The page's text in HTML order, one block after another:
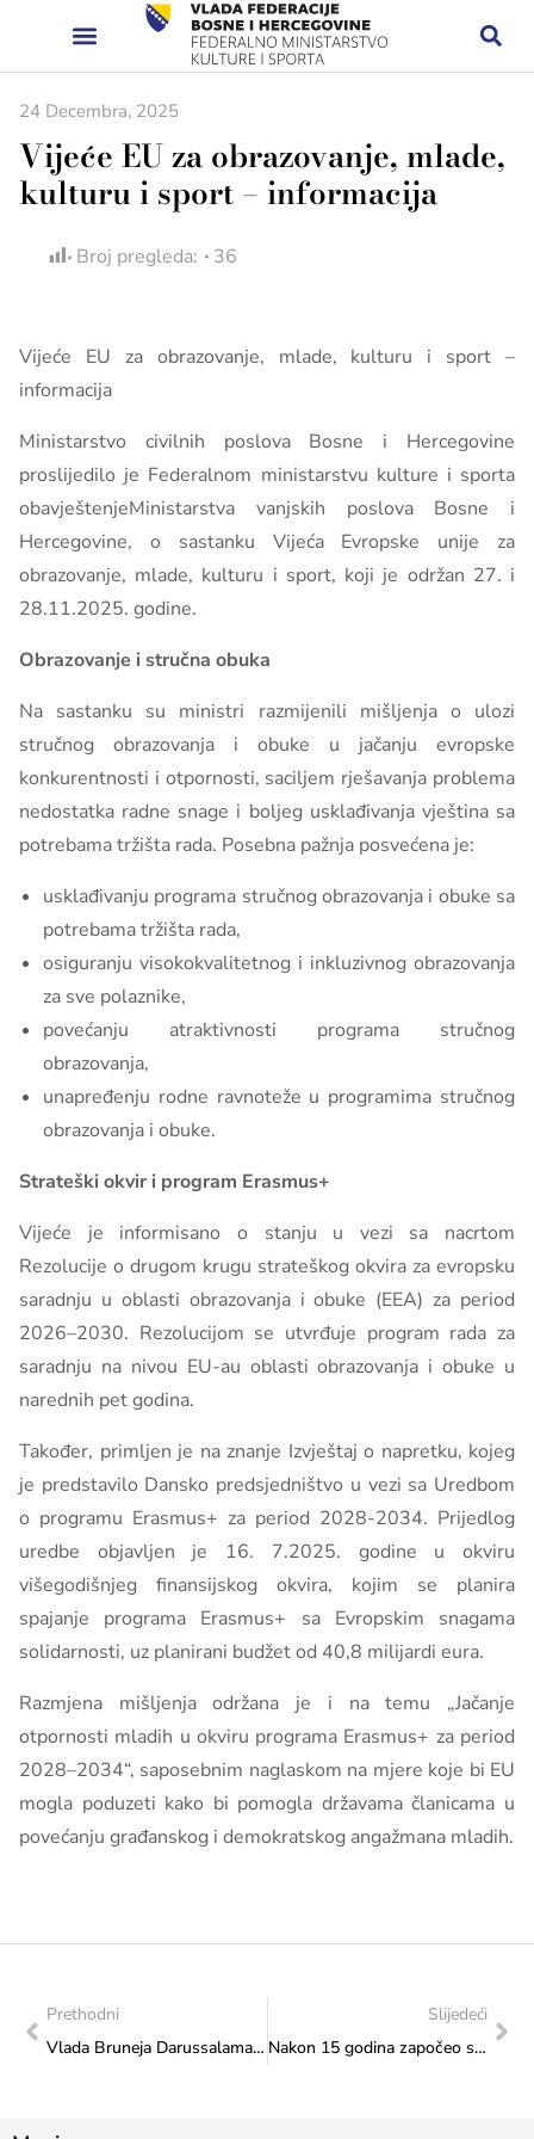
24 Decembra, 2025
Vijeće EU za obrazovanje, mlade,
kulturu i sport – informacija
Broj pregleda: 36
Vijeće EU za obrazovanje, mlade, kulturu i sport –
informacija
Ministarstvo civilnih poslova Bosne i Hercegovine
proslijedilo je Federalnom ministarstvu kulture i sporta
obavještenjeMinistarstva vanjskih poslova Bosne i
Hercegovine, o sastanku Vijeća Evropske unije za
obrazovanje, mlade, kulturu i sport, koji je održan 27. i
28.11.2025. godine.
Obrazovanje i stručna obuka
Na sastanku su ministri razmijenili mišljenja o ulozi
stručnog obrazovanja i obuke u jačanju evropske
konkurentnosti i otpornosti, saciljem rješavanja problema
nedostatka radne snage i boljeg usklađivanja vještina sa
potrebama tržišta rada. Posebna pažnja posvećena je:
usklađivanju programa stručnog obrazovanja i obuke sa
potrebama tržišta rada,
osiguranju visokokvalitetnog i inkluzivnog obrazovanja
za sve polaznike,
povećanju atraktivnosti programa stručnog
obrazovanja,
unapređenju rodne ravnoteže u programima stručnog
obrazovanja i obuke.
Strateški okvir i program Erasmus+
Vijeće je informisano o stanju u vezi sa nacrtom
Rezolucije o drugom krugu strateškog okvira za evropsku
saradnju u oblasti obrazovanja i obuke (EEA) za period
2026–2030. Rezolucijom se utvrđuje program rada za
saradnju na nivou EU-au oblasti obrazovanja i obuke u
narednih pet godina.
Također, primljen je na znanje Izvještaj o napretku, kojeg
je predstavilo Dansko predsjedništvo u vezi sa Uredbom
o programu Erasmus+ za period 2028-2034. Prijedlog
uredbe objavljen je 16. 7.2025. godine u okviru
višegodišnjeg finansijskog okvira, kojim se planira
spajanje programa Erasmus+ sa Evropskim snagama
solidarnosti, uz planirani budžet od 40,8 milijardi eura.
Razmjena mišljenja održana je i na temu „Jačanje
otpornosti mladih u okviru programa Erasmus+ za period
2028–2034“, saposebnim naglaskom na mjere koje bi EU
mogla poduzeti kako bi pomogla državama članicama u
povećanju građanskog i demokratskog angažmana mladih.
Prethodni
Vlada Bruneja Darussalama dodjeljuje stipendije za strane studente za akademsku 2026/2027. godinu
Slijedeći
Nakon 15 godina započeo sa radom Savjet za mlade Federacije Bosne i Hercegovine